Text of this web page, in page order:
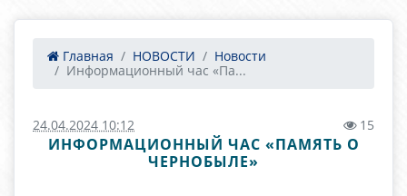
Главная НОВОСТИ
Новости
Информационный час «Па...
24.04.2024 10:12 15
ИНФОРМАЦИОННЫЙ ЧАС «ПАМЯТЬ О
ЧЕРНОБЫЛЕ»